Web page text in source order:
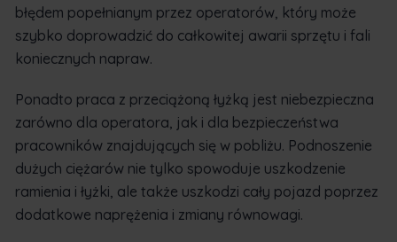
błędem popełnianym przez operatorów, który może
szybko doprowadzić do całkowitej awarii sprzętu i fali
koniecznych napraw.
Ponadto praca z przeciążoną łyżką jest niebezpieczna
zarówno dla operatora, jak i dla bezpieczeństwa
pracowników znajdujących się w pobliżu. Podnoszenie
dużych ciężarów nie tylko spowoduje uszkodzenie
ramienia i łyżki, ale także uszkodzi cały pojazd poprzez
dodatkowe naprężenia i zmiany równowagi.